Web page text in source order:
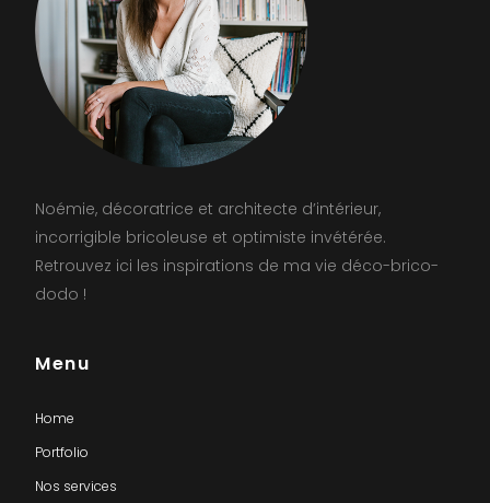
Noémie, décoratrice et architecte d’intérieur,
incorrigible bricoleuse et optimiste invétérée.
Retrouvez ici les inspirations de ma vie déco-brico-
dodo !
Menu
Home
Portfolio
Nos services